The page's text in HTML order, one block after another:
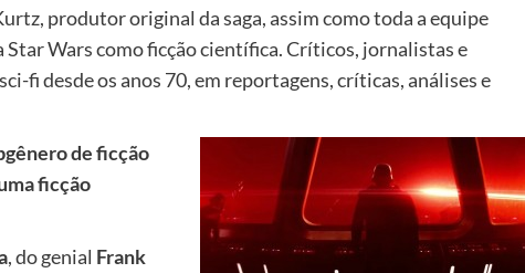
produtor original da saga, assim como toda a equipe
Wars como ficção científica. Críticos, jornalistas e
fi desde os anos 70, em reportagens, críticas, análises e
de ficção
ficção
, do genial Frank